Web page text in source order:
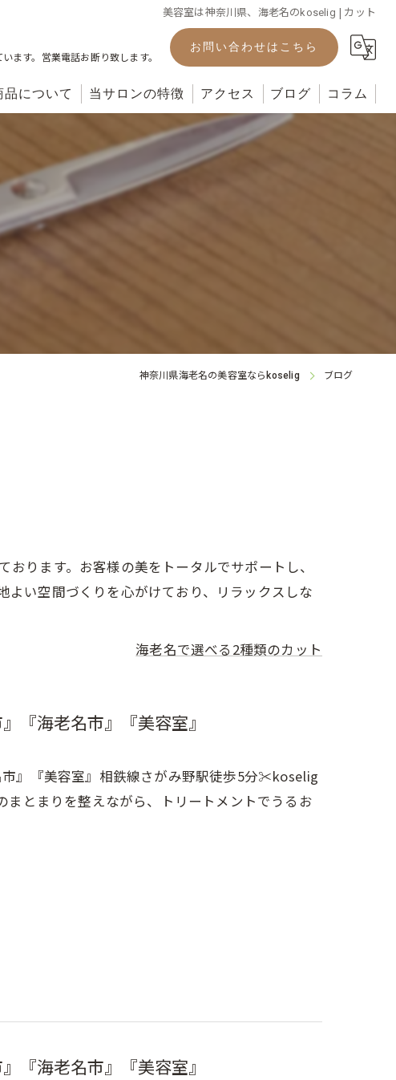
美容室は神奈川県、海老名のkoselig | カット
ます。営業電話お断り致します。
お問い合わせはこちら
品について 当サロンの特徴
カット
カラー
アクセス ブログ コラム
神奈川県海老名の美容室ならkoselig ブログ
ります。お客様の美をトータルでサポートし、
い空間づくりを心がけており、リラックスしな
海老名で選べる2種類のカット
『海老名市』『美容室』
市』『美容室』相鉄線さがみ野駅徒歩5分✂︎koselig
とまりを整えながら、トリートメントでうるお
『海老名市』『美容室』